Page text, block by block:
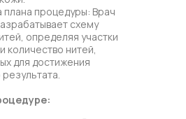
плана процедуры: Врач
схему
определяя участки
количество нитей,
для достижения